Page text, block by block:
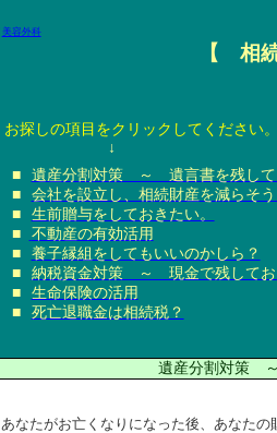
美容外科
【 相
お探しの項目をクリックしてください
↓
■
遺産分割対策 ～ 遺言書を残して
■
会社を設立し、相続財産を減らそ
■
生前贈与をしておきたい。
■
不動産の有効活用
■
養子縁組をしてもいいのかしら？
■
納税資金対策 ～ 現金で残してお
■
生命保険の活用
■
死亡退職金は相続税？
遺産分割対策
あなたがお亡くなりになった後、あなた